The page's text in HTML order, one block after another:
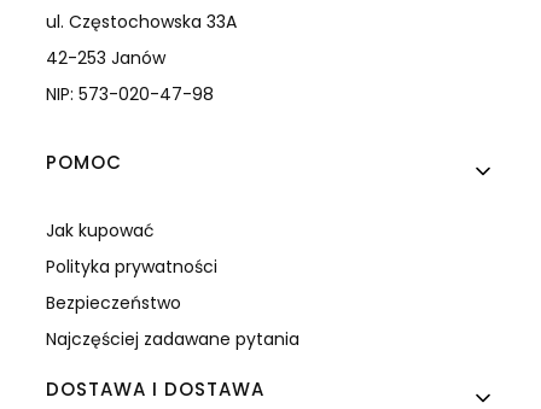
ul. Częstochowska 33A
42-253 Janów
NIP: 573-020-47-98
Linki w stopce
POMOC
Jak kupować
Polityka prywatności
Bezpieczeństwo
Najczęściej zadawane pytania
DOSTAWA I DOSTAWA